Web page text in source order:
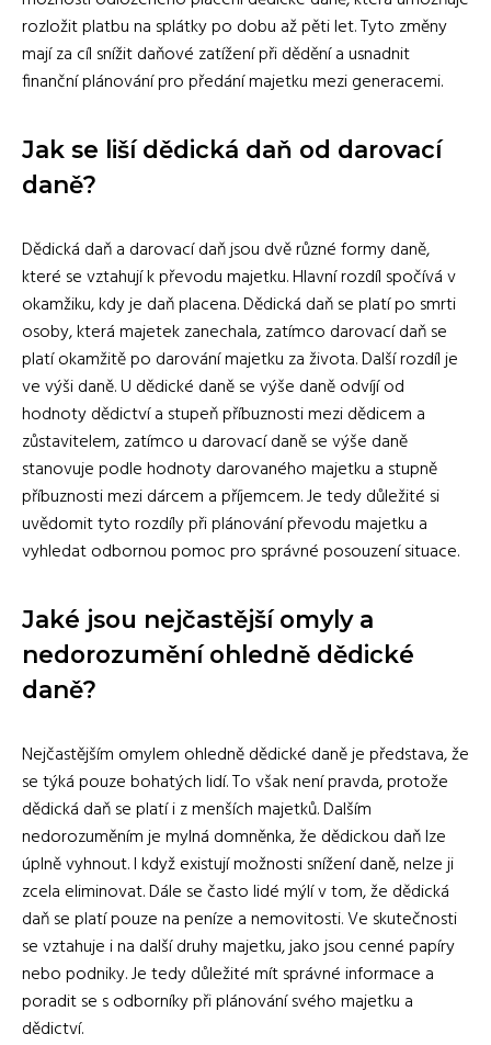
rozložit platbu na splátky po dobu až pěti let. Tyto změny
mají za cíl snížit daňové zatížení při dědění a usnadnit
finanční plánování pro předání majetku mezi generacemi.
Jak se liší dědická daň od darovací
daně?
Dědická daň a darovací daň jsou dvě různé formy daně,
které se vztahují k převodu majetku. Hlavní rozdíl spočívá v
okamžiku, kdy je daň placena. Dědická daň se platí po smrti
osoby, která majetek zanechala, zatímco darovací daň se
platí okamžitě po darování majetku za života. Další rozdíl je
ve výši daně. U dědické daně se výše daně odvíjí od
hodnoty dědictví a stupeň příbuznosti mezi dědicem a
zůstavitelem, zatímco u darovací daně se výše daně
stanovuje podle hodnoty darovaného majetku a stupně
příbuznosti mezi dárcem a příjemcem. Je tedy důležité si
uvědomit tyto rozdíly při plánování převodu majetku a
vyhledat odbornou pomoc pro správné posouzení situace.
Jaké jsou nejčastější omyly a
nedorozumění ohledně dědické
daně?
Nejčastějším omylem ohledně dědické daně je představa, že
se týká pouze bohatých lidí. To však není pravda, protože
dědická daň se platí i z menších majetků. Dalším
nedorozuměním je mylná domněnka, že dědickou daň lze
úplně vyhnout. I když existují možnosti snížení daně, nelze ji
zcela eliminovat. Dále se často lidé mýlí v tom, že dědická
daň se platí pouze na peníze a nemovitosti. Ve skutečnosti
se vztahuje i na další druhy majetku, jako jsou cenné papíry
nebo podniky. Je tedy důležité mít správné informace a
poradit se s odborníky při plánování svého majetku a
dědictví.